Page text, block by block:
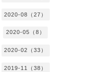
2020-08（27）
2020-05（8）
2020-02（33）
2019-11（38）